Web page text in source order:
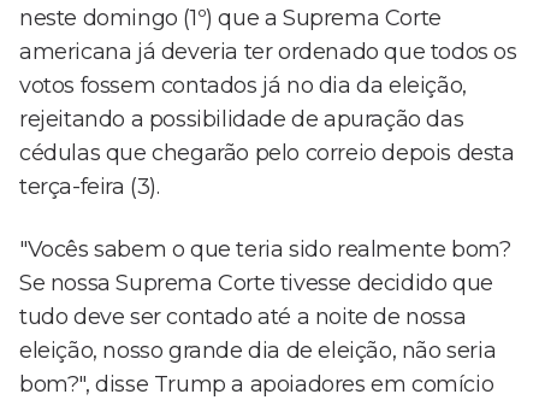
neste domingo (1º) que a Suprema Corte
americana já deveria ter ordenado que todos os
votos fossem contados já no dia da eleição,
rejeitando a possibilidade de apuração das
cédulas que chegarão pelo correio depois desta
terça-feira (3).
"Vocês sabem o que teria sido realmente bom?
Se nossa Suprema Corte tivesse decidido que
tudo deve ser contado até a noite de nossa
eleição, nosso grande dia de eleição, não seria
bom?", disse Trump a apoiadores em comício